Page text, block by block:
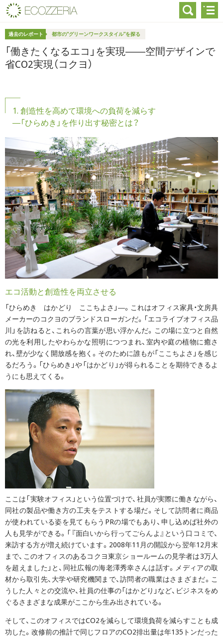
過去のレポート 都市の“グリーンワークスタイル”を探る
「働きたくなるエコ」を実現――空間デザインで
省CO2実現（コクヨ）
1. 創造性を高めて環境への負荷を減らす
―「ひらめき」を作り出す秘密とは？
エコ活動と創造性を両立させる
「ひらめき はかどり ここちよさ」―。これはオフィス家具・文房具
メーカーのコクヨのブランドスローガンだ。「エコライブオフィス品
川」を訪ねると、これらの言葉が思い浮かんだ。この場に立つと自然
の光を利用したやわらかな照明につつまれ、室内や庭の植物に癒さ
れ、壁が少なく開放感を抱く。そのために誰もが「ここちよさ」を感じ
るだろう。「ひらめき」や「はかどり」が得られることを期待できるよ
うにも思えてくる。
ここは「実験オフィス」という位置づけで、社員が実際に働きながら、
同社の製品や働き方の工夫をテストする場だ。そして訪問者に商品
が使われている姿を見てもらうPRの場でもあり、申し込めば社外の
人も見学ができる。「『面白いから行ってごらんよ』という口コミで、
来訪する方が増え続けています。2008年11月の開設から翌年12月末
まで、このオフィスのあるコクヨ東京ショールームの見学者は3万人
を超えました」と、同社広報の海老澤秀幸さんは話す。メディアの取
材から取引先、大学や研究機関まで、訪問者の職業はさまざまだ。こ
うした人々との交流や、社員の仕事の「はかどり」など、ビジネスをめ
ぐるさまざまな成果がここから生み出されている。
そして、このオフィスではCO2を減らして環境負荷を減らすことも成
功した。改修前の推計で同じフロアのCO2排出量は年135トンだった